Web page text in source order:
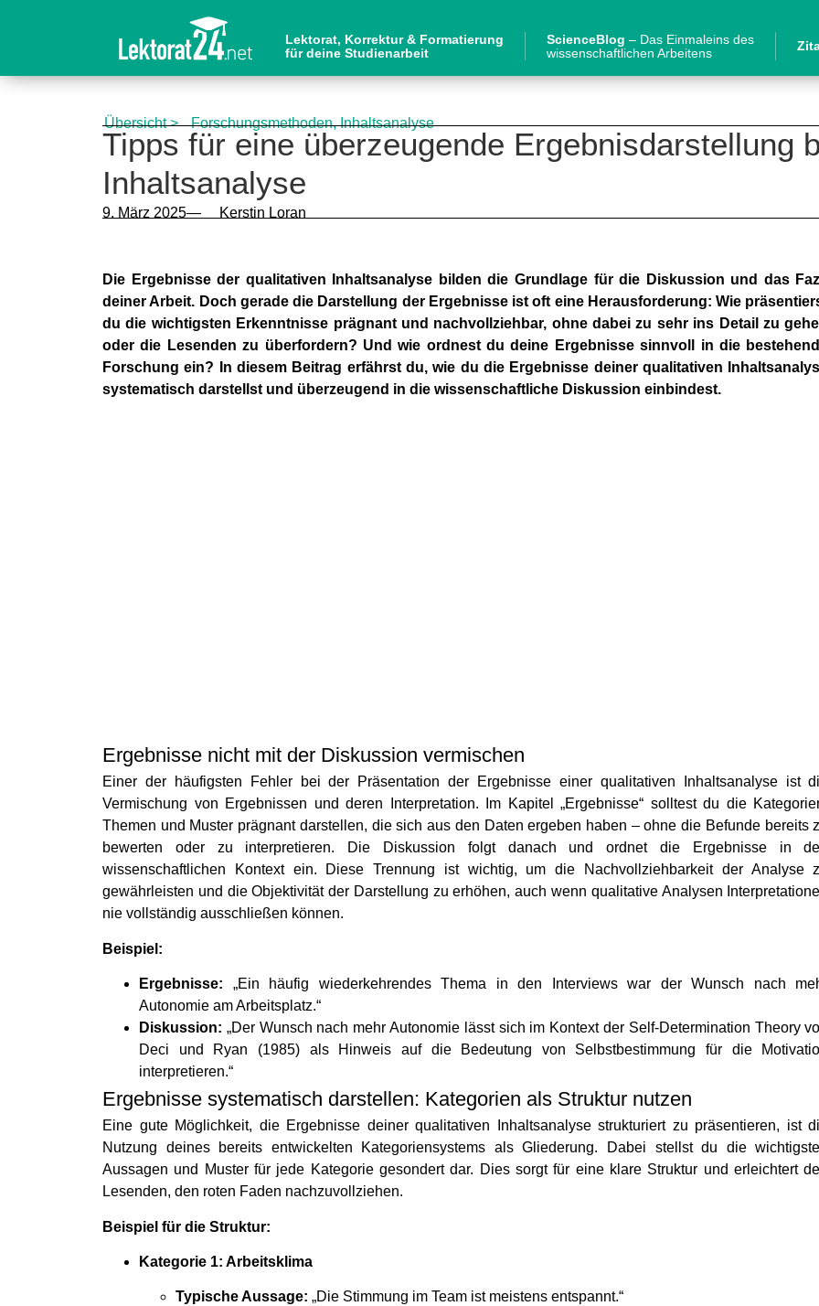
Lektorat, Korrektur & Formatierung
für deine Studienarbeit
ScienceBlog – Das Einmaleins des
wissenschaftlichen Arbeitens
Übersicht > Forschungsmethoden,Inhaltsanalyse
Tipps für eine überzeugende Ergebnisdarstellung
Inhaltsanalyse
9. März 2025— Kerstin Loran
Die Ergebnisse der qualitativen Inhaltsanalyse bilden die Grundlage für die Diskussion und das
deiner Arbeit. Doch gerade die Darstellung der Ergebnisse ist oft eine Herausforderung: Wie
du die wichtigsten Erkenntnisse prägnant und nachvollziehbar, ohne dabei zu sehr ins Detail zu
oder die Lesenden zu überfordern? Und wie ordnest du deine Ergebnisse sinnvoll in die
Forschung ein? In diesem Beitrag erfährst du, wie du die Ergebnisse deiner qualitativen
systematisch darstellst und überzeugend in die wissenschaftliche Diskussion einbindest.
Ergebnisse nicht mit der Diskussion vermischen
Einer der häufigsten Fehler bei der Präsentation der Ergebnisse einer qualitativen Inhaltsanalyse ist
Vermischung von Ergebnissen und deren Interpretation. Im Kapitel „Ergebnisse“ solltest du die
Themen und Muster prägnant darstellen, die sich aus den Daten ergeben haben – ohne die Befunde bereits
bewerten oder zu interpretieren. Die Diskussion folgt danach und ordnet die Ergebnisse in
wissenschaftlichen Kontext ein. Diese Trennung ist wichtig, um die Nachvollziehbarkeit der Analyse
gewährleisten und die Objektivität der Darstellung zu erhöhen, auch wenn qualitative Analysen
nie vollständig ausschließen können.
Beispiel:
Ergebnisse: „Ein häufig wiederkehrendes Thema in den Interviews war der Wunsch nach
Autonomie am Arbeitsplatz.“
Diskussion: „Der Wunsch nach mehr Autonomie lässt sich im Kontext der Self-Determination Theory
Deci und Ryan (1985) als Hinweis auf die Bedeutung von Selbstbestimmung für die
interpretieren.“
Ergebnisse systematisch darstellen: Kategorien als Struktur nutzen
Eine gute Möglichkeit, die Ergebnisse deiner qualitativen Inhaltsanalyse strukturiert zu präsentieren, ist
Nutzung deines bereits entwickelten Kategoriensystems als Gliederung. Dabei stellst du die
Aussagen und Muster für jede Kategorie gesondert dar. Dies sorgt für eine klare Struktur und erleichtert
Lesenden, den roten Faden nachzuvollziehen.
Beispiel für die Struktur:
Kategorie 1: Arbeitsklima
Typische Aussage: „Die Stimmung im Team ist meistens entspannt.“